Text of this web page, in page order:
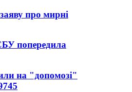
про мирні
попередила
на "допомозі"